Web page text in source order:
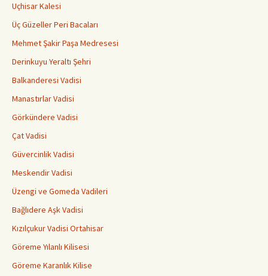
Uçhisar Kalesi
Üç Güzeller Peri Bacaları
Mehmet Şakir Paşa Medresesi
Derinkuyu Yeraltı Şehri
Balkanderesi Vadisi
Manastırlar Vadisi
Görkündere Vadisi
Çat Vadisi
Güvercinlik Vadisi
Meskendir Vadisi
Üzengi ve Gomeda Vadileri
Bağlıdere Aşk Vadisi
Kızılçukur Vadisi Ortahisar
Göreme Yılanlı Kilisesi
Göreme Karanlık Kilise